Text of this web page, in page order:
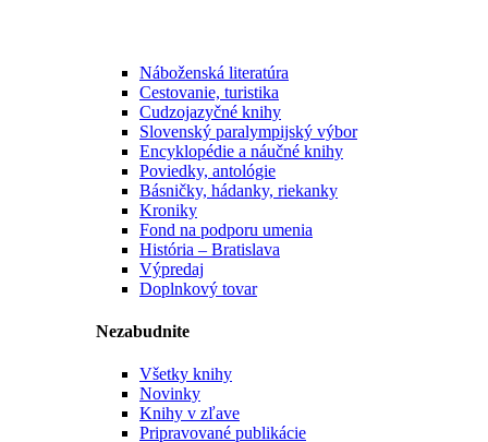
Náboženská literatúra
Cestovanie, turistika
Cudzojazyčné knihy
Slovenský paralympijský výbor
Encyklopédie a náučné knihy
Poviedky, antológie
Básničky, hádanky, riekanky
Kroniky
Fond na podporu umenia
História – Bratislava
Výpredaj
Doplnkový tovar
Nezabudnite
Všetky knihy
Novinky
Knihy v zľave
Pripravované publikácie